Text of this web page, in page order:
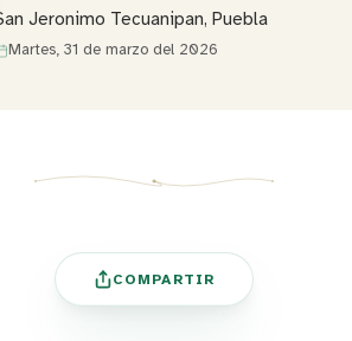
Jeronimo Tecuanipan, Puebla
Martes, 31 de marzo del 2026
COMPARTIR